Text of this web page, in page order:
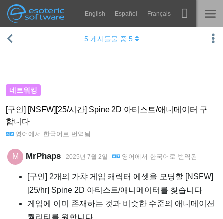
Esoteric Software
Navigation English Español Français
홈
연락처
Spine
구매
네트워킹
[구인] [NSFW][25/시간] Spine 2D 아티스트/애니메이터 구
합니다
영어 에서 한국어 로 번역됨
5게시들물 중 5
M MrPhaps 2025년 7월 2일 영어 에서 한국어 로 번역됨
[구인] 2개의 가챠 게임 캐릭터 에셋을 모딩할 [NSFW]
[25/hr] Spine 2D 아티스트/애니메이터를 찾습니다
게임에 이미 존재하는 것과 비슷한 수준의 애니메이션
퀄리티를 원합니다.